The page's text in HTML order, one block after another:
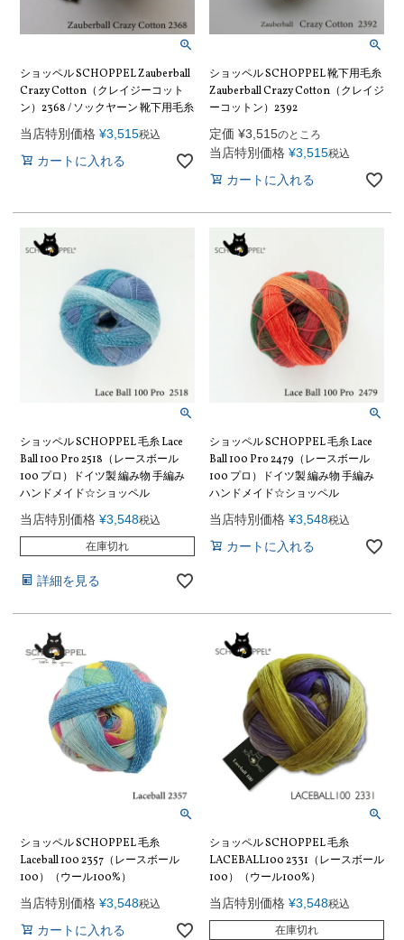
ショッペル SCHOPPEL Zauberball
Crazy Cotton（クレイジーコット
ン）2368 / ソックヤーン 靴下用毛糸
当店特別価格 ¥3,515税込
カートに入れる
ショッペル SCHOPPEL 靴下用毛糸
Zauberball Crazy Cotton（クレイジ
ーコットン）2392
定価 ¥3,515のところ
当店特別価格 ¥3,515税込
カートに入れる
ショッペル SCHOPPEL 毛糸 Lace
Ball 100 Pro 2518（レースボール
100 プロ）ドイツ製 編み物 手編み
ハンドメイド☆ショッペル
当店特別価格 ¥3,548税込
在庫切れ
詳細を見る
ショッペル SCHOPPEL 毛糸 Lace
Ball 100 Pro 2479（レースボール
100 プロ）ドイツ製 編み物 手編み
ハンドメイド☆ショッペル
当店特別価格 ¥3,548税込
カートに入れる
ショッペル SCHOPPEL 毛糸
Laceball 100 2357（レースボール
100）（ウール100%）
当店特別価格 ¥3,548税込
カートに入れる
ショッペル SCHOPPEL 毛糸
LACEBALL100 2331（レースボール
100）（ウール100%）
当店特別価格 ¥3,548税込
在庫切れ